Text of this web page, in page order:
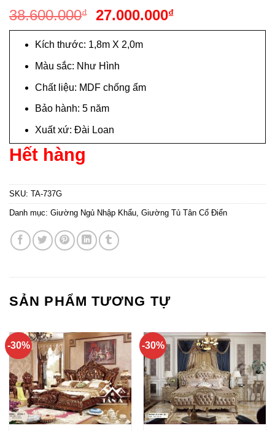
38.600.000₫
Giá
gốc
là:
38.600.000₫.
27.000.000₫Giá
hiện
Kích thước: 1,8m X 2,0m
Màu sắc: Như Hình
Chất liệu: MDF chống ẩm
Bảo hành: 5 năm
Xuất xứ: Đài Loan
Hết hàng
SKU: TA-737G
Danh mục: Giường Ngủ Nhập Khẩu, Giường Tủ Tân Cổ Điển
SẢN PHẨM TƯƠNG TỰ
-30% -30%